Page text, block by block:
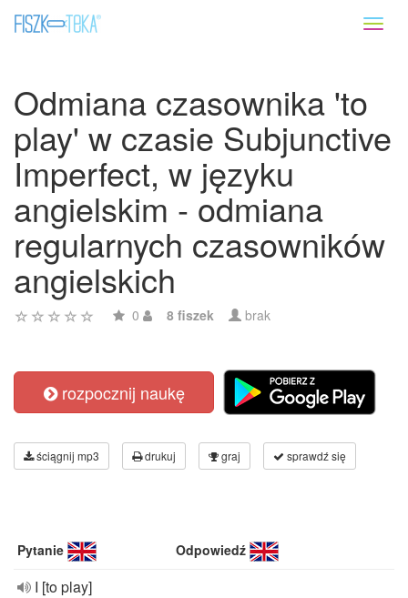
Odmiana czasownika 'to
play' w czasie Subjunctive
Imperfect, w języku
angielskim - odmiana
regularnych czasowników
angielskich
0 8 fiszek brak
rozpocznij naukę
ściągnij mp3 drukuj graj sprawdź się
Pytanie Odpowiedź
I [to play]